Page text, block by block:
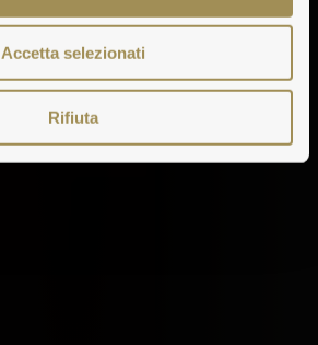
Accetta selezionati
Rifiuta